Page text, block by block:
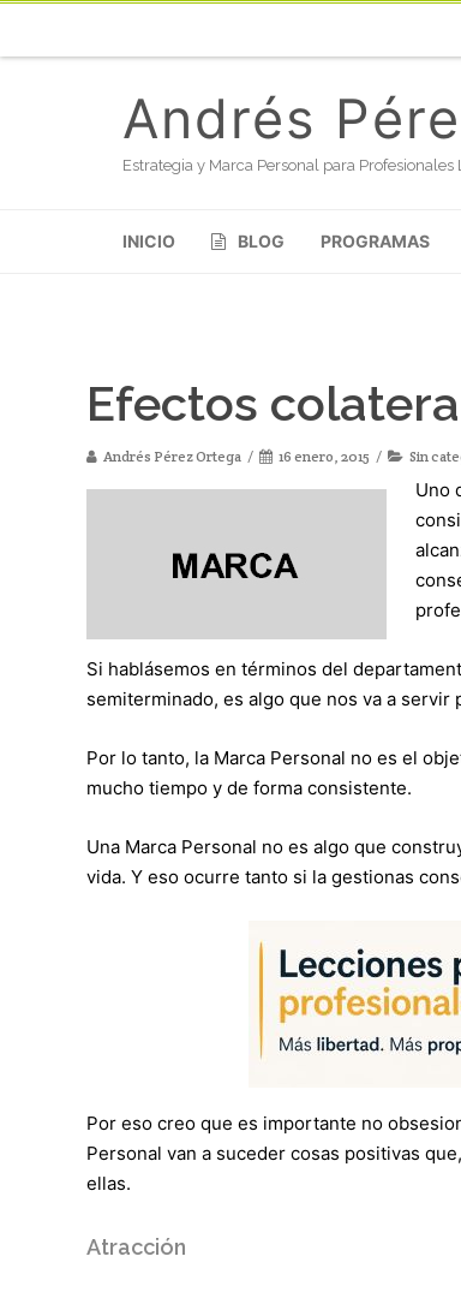
Andrés
Estrategia y Marca Personal para
INICIO BLOG PROGRAMAS
Efectos
Andrés Pérez Ortega 16 enero, 2015 Sin
Uno
Si hablásemos en términos del
semiterminado, es algo que nos va a servir
Por lo tanto, la Marca Personal no es el
mucho tiempo y de forma consistente.
Una Marca Personal no es algo que
vida. Y eso ocurre tanto si la gestionas
Por eso creo que es importante no
Personal van a suceder cosas positivas
ellas.
Atracción